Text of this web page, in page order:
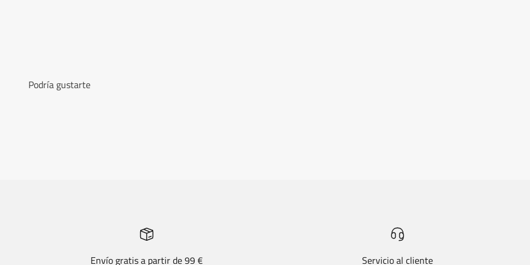
Podría gustarte
Envío gratis a partir de 99 € Servicio al cliente